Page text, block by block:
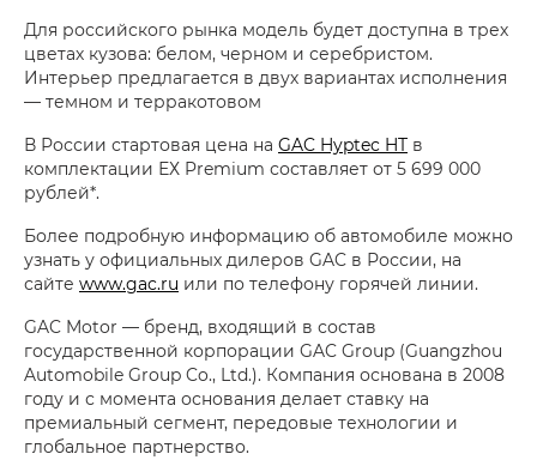
Для российского рынка модель будет доступна в трех
цветах кузова: белом, черном и серебристом.
Интерьер предлагается в двух вариантах исполнения
— темном и терракотовом
В России стартовая цена на GAC Hyptec HT в
комплектации ЕХ Premium составляет от 5 699 000
рублей*.
Более подробную информацию об автомобиле можно
узнать у официальных дилеров GAC в России, на
сайте www.gac.ru или по телефону горячей линии.
GAC Motor — бренд, входящий в состав
государственной корпорации GAC Group (Guangzhou
Automobile Group Co., Ltd.). Компания основана в 2008
году и с момента основания делает ставку на
премиальный сегмент, передовые технологии и
глобальное партнерство.